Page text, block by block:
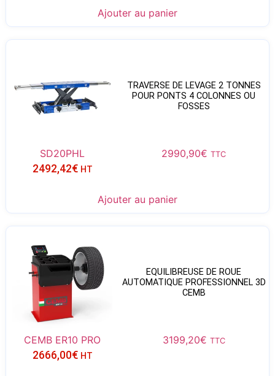
Ajouter au panier
TRAVERSE DE LEVAGE 2 TONNES
POUR PONTS 4 COLONNES OU
FOSSES
SD20PHL 2990,90€ TTC
2492,42€ HT
Ajouter au panier
EQUILIBREUSE DE ROUE
AUTOMATIQUE PROFESSIONNEL 3D
CEMB
CEMB ER10 PRO 3199,20€ TTC
2666,00€ HT